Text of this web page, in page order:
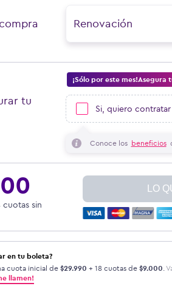
Renovación
¡Sólo por este mes!Asegura
tu
Si, quiero
Conoce los beneficios
cuotas sin
LO
en tu boleta?
cuota inicial de $29.990 + 18 cuotas de $9.000.
llamen!